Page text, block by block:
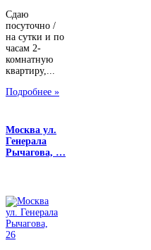
Сдаю
посуточно /
на сутки и по
часам 2-
комнатную
квартиру,...
Подробнее »
Москва ул.
Генерала
Рычагова, …